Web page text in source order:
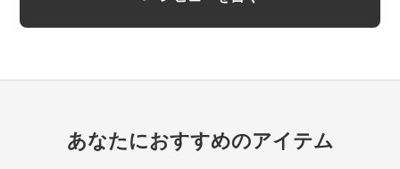
あなたにおすすめのアイテム